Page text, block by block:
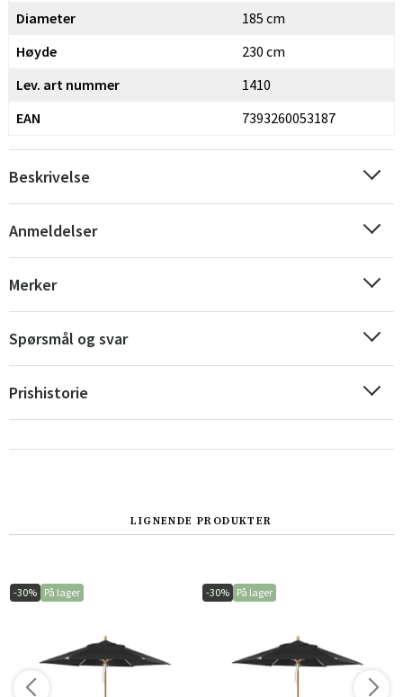
Sverige
Diameter
185 cm
Høyde
230 cm
Lev. art nummer
1410
EAN
7393260053187
Beskrivelse
Anmeldelser
Merker
Spørsmål og svar
Prishistorie
LIGNENDE PRODUKTER
-30% På lager -30% På lager